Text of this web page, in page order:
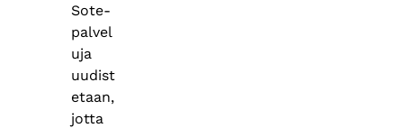
Sote-
palvel
uja
uudist
etaan,
jotta